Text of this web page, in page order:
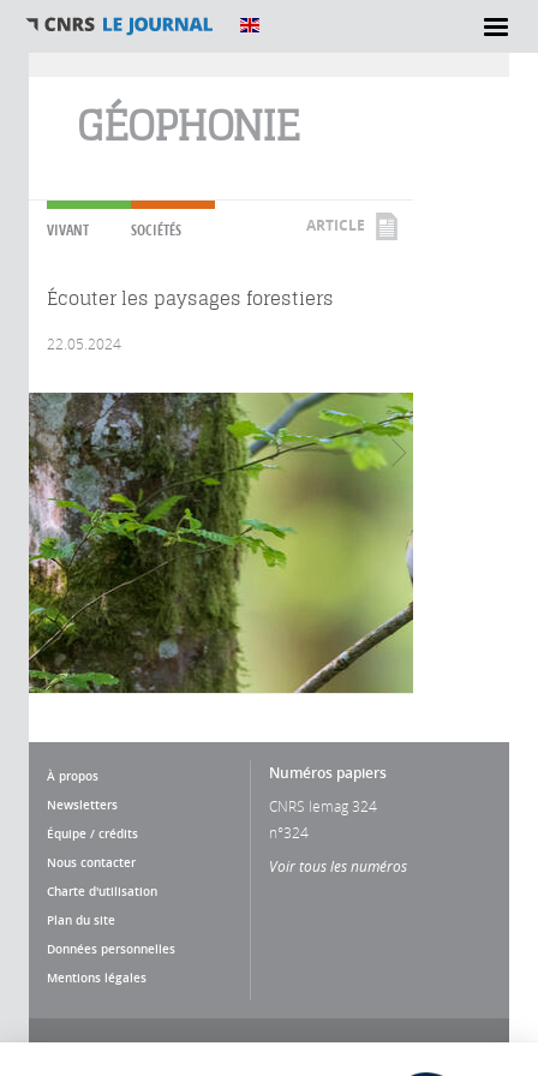
GÉOPHONIE
VIVANT SOCIÉTÉS ARTICLE
Écouter les paysages forestiers
22.05.2024
À propos
Newsletters
Équipe / crédits
Nous contacter
Charte d'utilisation
Plan du site
Données personnelles
Mentions légales
Numéros papiers
CNRS lemag 324
n°324
Voir tous les numéros